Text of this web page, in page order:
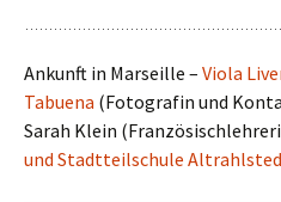
Ankunft in Marseille – Viola
Tabuena (Fotografin und
Sarah Klein
und Stadtteilschule